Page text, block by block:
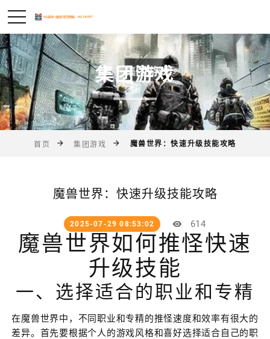
集团游戏
首页 集团游戏 魔兽世界：快速升级技能攻略
魔兽世界：快速升级技能攻略
2025-07-29 08:53:02 614
魔兽世界如何推怪快速
升级技能
一、选择适合的职业和专精
在魔兽世界中，不同职业和专精的推怪速度和效率有很大的
差异。首先要根据个人的游戏风格和喜好选择适合自己的职